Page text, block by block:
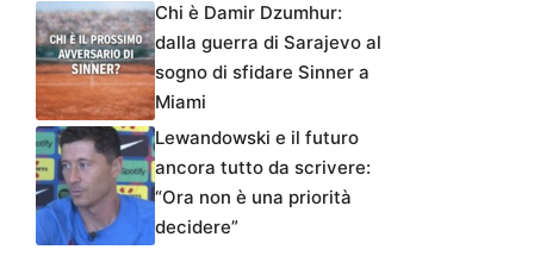
Chi è Damir Dzumhur:
dalla guerra di Sarajevo al
sogno di sfidare Sinner a
Miami
Lewandowski e il futuro
ancora tutto da scrivere:
“Ora non è una priorità
decidere”